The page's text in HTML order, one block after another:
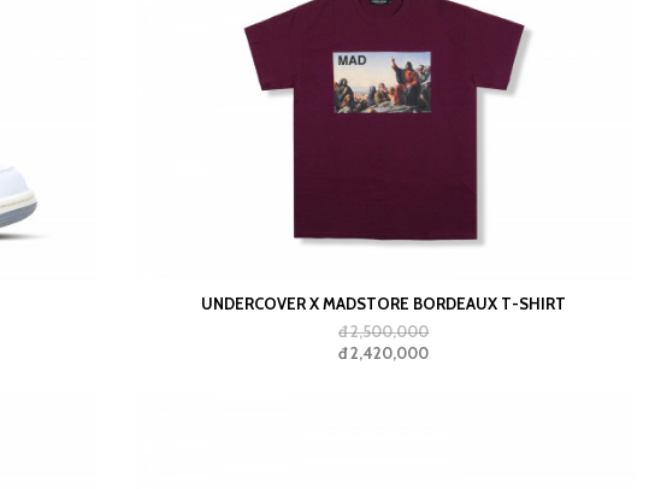
UNDERCOVER X MADSTORE BORDEAUX T-SHIRT
đ 2,500,000
đ 2,420,000